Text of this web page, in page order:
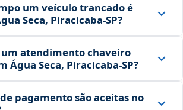
um veículo trancado é
Seca, Piracicaba‑SP?
um atendimento chaveiro
Água Seca, Piracicaba‑SP?
pagamento são aceitas no